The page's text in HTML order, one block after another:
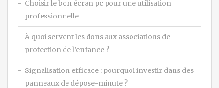
Choisir le bon écran pc pour une utilisation
professionnelle
À quoi servent les dons aux associations de
protection de l’enfance ?
Signalisation efficace : pourquoi investir dans des
panneaux de dépose-minute ?